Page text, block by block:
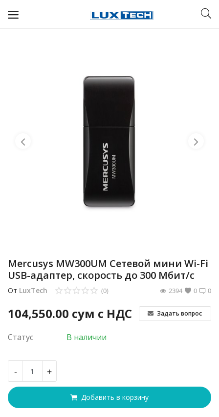
ДЛЯ ОПЕРАТОРОВ СВЯЗИ
Mercusys MW300UM Сетевой мини Wi-Fi
USB-адаптер, скорость до 300 Мбит/с
От LuxTech 0
(0) 0
2394
104,550.00 сум с НДС Задать вопрос
Статус В наличии
- +
Добавить в корзину